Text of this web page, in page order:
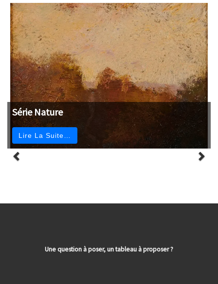
Série Nature
Lire La Suite…
Une question à poser, un tableau à proposer ?